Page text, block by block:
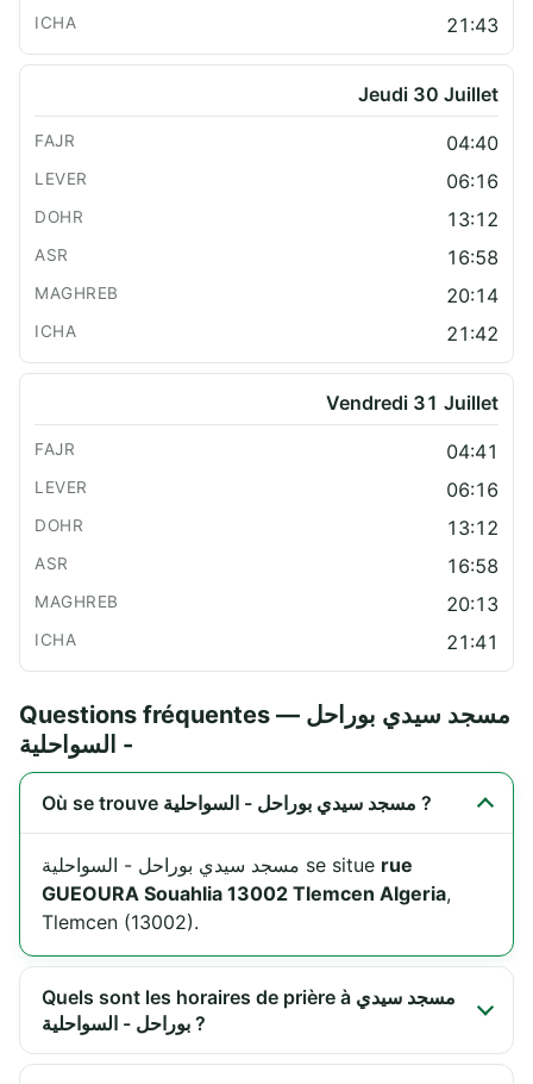
21:43
Jeudi 30 Juillet
04:40
06:16
13:12
16:58
20:14
21:42
Vendredi 31 Juillet
04:41
06:16
13:12
16:58
20:13
21:41
Questions fréquentes — مسجد سيدي بوراحل
- السواحلية
Où se trouve مسجد سيدي بوراحل - السواحلية ?
مسجد سيدي بوراحل - السواحلية se situe rue
GUEOURA Souahlia 13002 Tlemcen Algeria,
Tlemcen (13002).
Quels sont les horaires de prière à مسجد سيدي
بوراحل - السواحلية ?